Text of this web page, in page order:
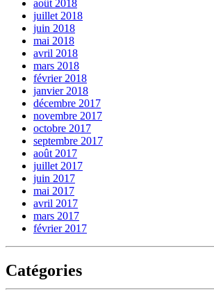
août 2018
juillet 2018
juin 2018
mai 2018
avril 2018
mars 2018
février 2018
janvier 2018
décembre 2017
novembre 2017
octobre 2017
septembre 2017
août 2017
juillet 2017
juin 2017
mai 2017
avril 2017
mars 2017
février 2017
Catégories